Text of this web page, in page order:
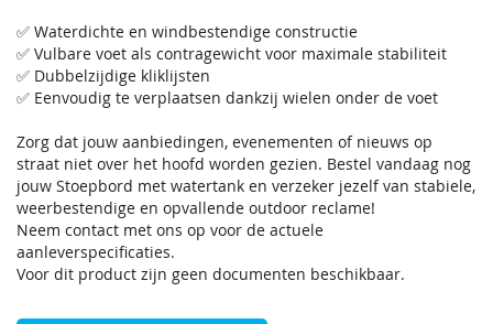
✅ Waterdichte en windbestendige constructie
✅ Vulbare voet als contragewicht voor maximale stabiliteit
✅ Dubbelzijdige kliklijsten
✅ Eenvoudig te verplaatsen dankzij wielen onder de voet
Zorg dat jouw aanbiedingen, evenementen of nieuws op
straat niet over het hoofd worden gezien. Bestel vandaag nog
jouw Stoepbord met watertank en verzeker jezelf van stabiele,
weerbestendige en opvallende outdoor reclame!
Neem contact met ons op voor de actuele
aanleverspecificaties.
Voor dit product zijn geen documenten beschikbaar.